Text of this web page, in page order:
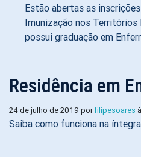
Estão abertas as
Imunização nos Territórios
possui graduação em
Residência em
24 de julho de 2019 porfilipesoares
Saiba como funciona na